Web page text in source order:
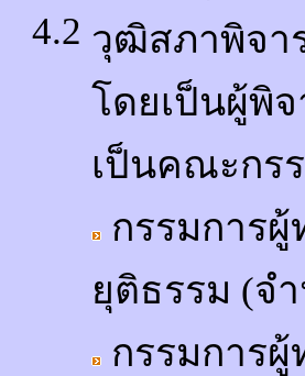
4.2 วุฒิสภาพิจา
โดยเป็นผู้พิ
เป็นคณะกร
กรรมการ
ยุติธรรม (จ
กรรมการ